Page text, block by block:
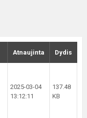
Atnaujinta Dydis
2025-03-04
13:12:11
137.48
KB